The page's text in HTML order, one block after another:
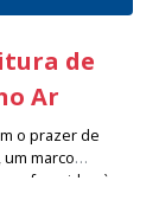
de
Ar
o prazer de
marco
oferecidos à